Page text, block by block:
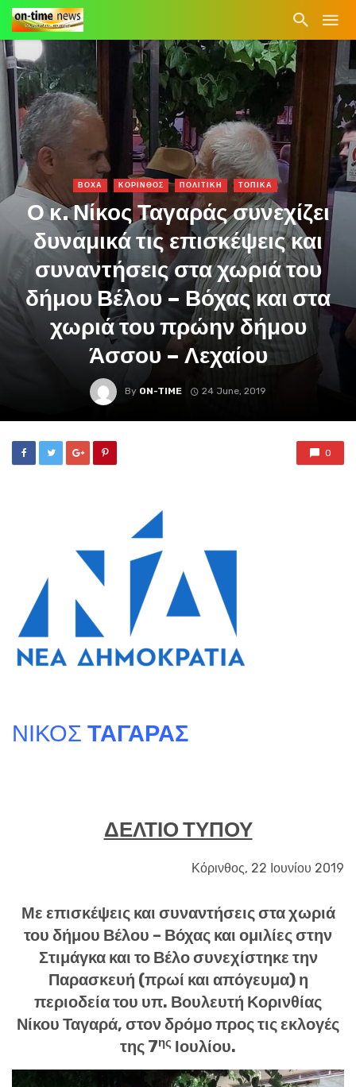
ΒΟΧΑ ΚΟΡΙΝΘΟΣ ΠΟΛΙΤΙΚΗ ΤΟΠΙΚΑ
Ο κ. Νίκος Ταγαράς συνεχίζει
δυναμικά τις επισκέψεις και
συναντήσεις στα χωριά του
δήμου Βέλου – Βόχας και στα
χωριά του πρώην δήμου
Άσσου – Λεχαίου
By ON-TIME 24 June, 2019
0
ΝΙΚΟΣ ΤΑΓΑΡΑΣ
ΔΕΛΤΙΟ ΤΥΠΟΥ
Κόρινθος, 22 Ιουνίου 2019
Με επισκέψεις και συναντήσεις στα χωριά
του δήμου Βέλου – Βόχας και ομιλίες στην
Στιμάγκακαι το Βέλοσυνεχίστηκε την
Παρασκευή (πρωί και απόγευμα) η
περιοδεία του υπ. Βουλευτή Κορινθίας
Νίκου Ταγαρά, στον δρόμο προς τις εκλογές
της 7ης Ιουλίου.